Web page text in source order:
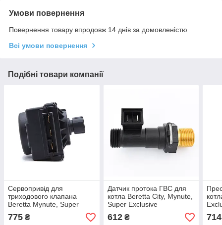
Умови повернення
Повернення товару впродовж 14 днів за домовленістю
Всі умови повернення
Подібні товари компанії
Сервопривід для
триходового клапана
Beretta Mynute, Super
Exclusive R10025304
R2905
775 ₴
Датчик протока ГВС для
котла Beretta City, Mynute,
Super Exclusive
R10022348
612₴ 714